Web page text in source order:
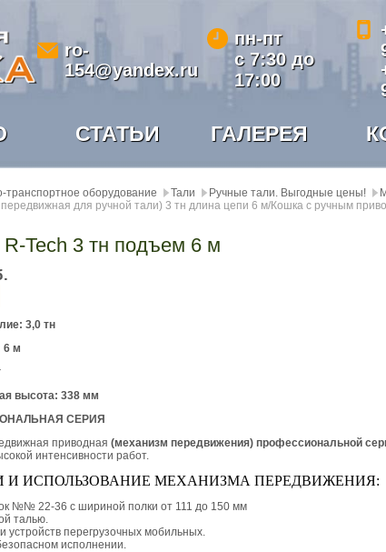
ro-
154@yandex.ru
пн-пт
с 7:30 до
17:00
СТАТЬИ ГАЛЕРЕЯ
транспортное оборудование Тали Ручные тали. Выгодные цены!
для ручной тали) 3 тн длина цепи 6 м/Кошка с ручным
Tech 3 тн подъем 6 м
3,0 тн
6 м
высота: 338 мм
СЕРИЯ
приводная (механизм передвижения) профессиональной
интенсивности работ.
И ИСПОЛЬЗОВАНИЕ МЕХАНИЗМА ПЕРЕДВИЖЕНИЯ:
№№ 22-36 с шириной полки от 111 до 150 мм
талью.
устройств перегрузочных мобильных.
исполнении.